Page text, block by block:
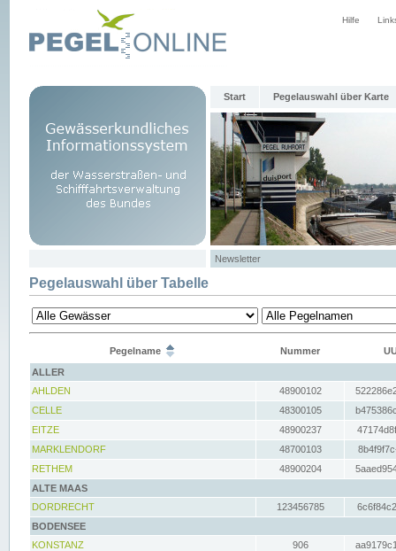
Hilfe
Start Pegelauswahl über Karte
Newsletter
Pegelauswahl über Tabelle
Pegelname Nummer
ALLER
AHLDEN
48900102
CELLE
48300105
EITZE
48900237
MARKLENDORF
48700103
RETHEM
48900204
ALTE MAAS
DORDRECHT
123456785
BODENSEE
KONSTANZ
906